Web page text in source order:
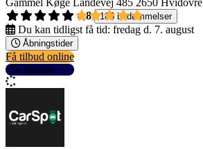
Gammel Køge Landevej 485 2650 Hvidovre
4,8
185 bedømmelser
Du kan tidligst få tid: fredag d. 7. august
Åbningstider
Få tilbud online
Se detaljer